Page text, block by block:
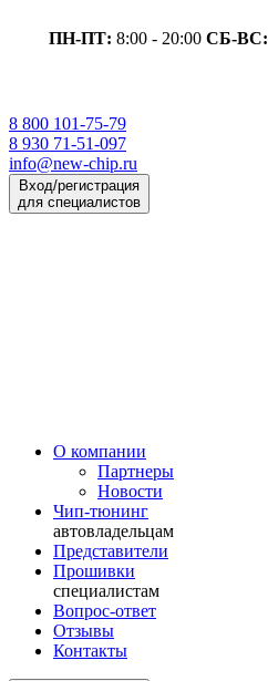
ПН-ПТ: 8:00 - 20:00 СБ-ВС:
8 800 101-75-79
8 930 71-51-097
info@new-chip.ru
Вход/регистрация
для специалистов
О компании
Партнеры
Новости
Чип-тюнинг
автовладельцам
Представители
Прошивки
специалистам
Вопрос-ответ
Отзывы
Контакты